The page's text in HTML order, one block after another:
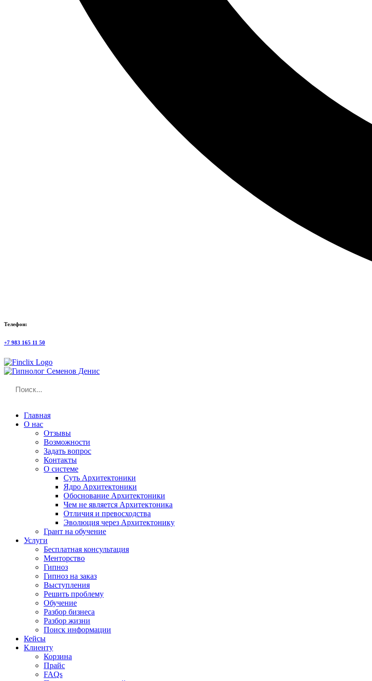
Телефон:
+7 983 165 11 50
Главная
О нас
Отзывы
Возможности
Задать вопрос
Контакты
О системе
Суть Архитектоники
Ядро Архитектоники
Обоснование Архитектоники
Чем не является Архитектоника
Отличия и превосходства
Эволюция через Архитектонику
Грант на обучение
Услуги
Бесплатная консультация
Менторство
Гипноз
Гипноз на заказ
Выступления
Решить проблему
Обучение
Разбор бизнеса
Разбор жизни
Поиск информации
Кейсы
Клиенту
Корзина
Прайс
FAQs